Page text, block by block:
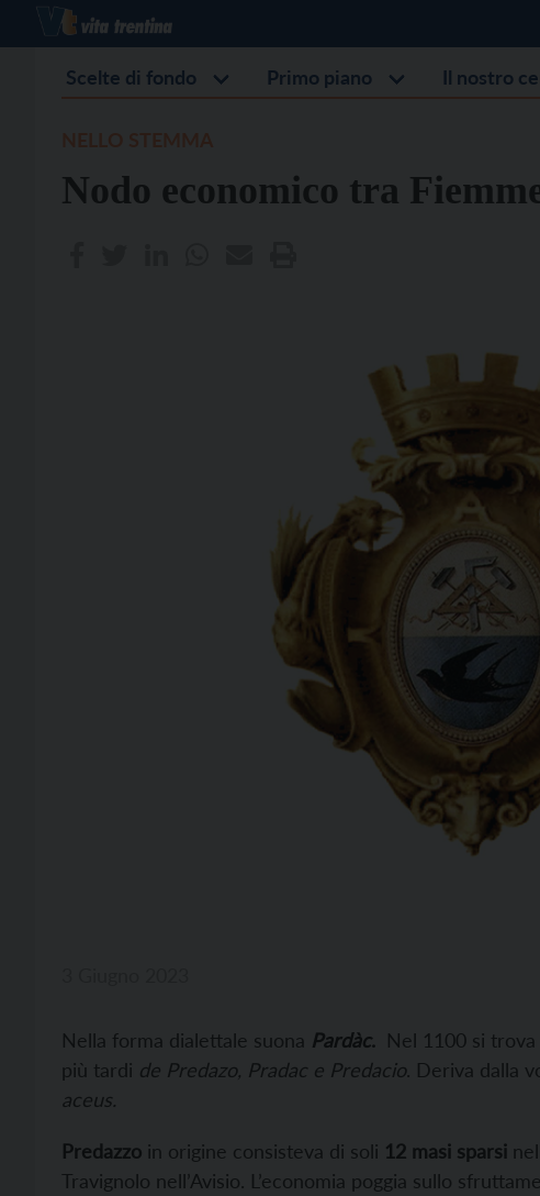
Scelte di fondo Primo piano Il nostro
Nodo economico tra
Nella forma dialettale suona Pardàc. Nel 1100 si trova
più tardi de Predazo, Pradac e Predacio. Deriva dalla
aceus.
Predazzo in origine consisteva di soli 12 masi sparsi
Travignolo nell’Avisio. L’economia poggia sullo